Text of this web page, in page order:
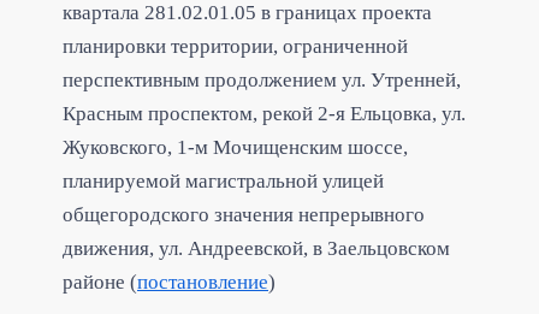
квартала 281.02.01.05 в границах проекта
планировки территории, ограниченной
перспективным продолжением ул. Утренней,
Красным проспектом, рекой 2-я Ельцовка, ул.
Жуковского, 1-м Мочищенским шоссе,
планируемой магистральной улицей
общегородского значения непрерывного
движения, ул. Андреевской, в Заельцовском
районе (постановление)